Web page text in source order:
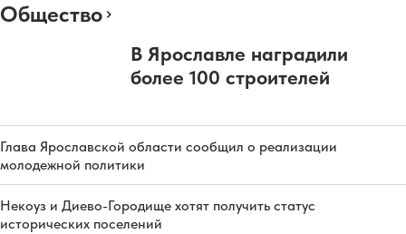
Общество
В Ярославле наградили
более 100 строителей
Глава Ярославской области сообщил о реализации
молодежной политики
Некоуз и Диево-Городище хотят получить статус
исторических поселений